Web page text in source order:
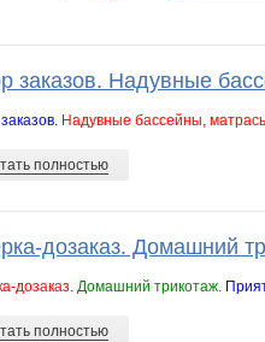
заказов. Надувные
Надувные бассейны,
полностью
дозаказ. Домашний
дозаказ. Домашний трикотаж.
полностью